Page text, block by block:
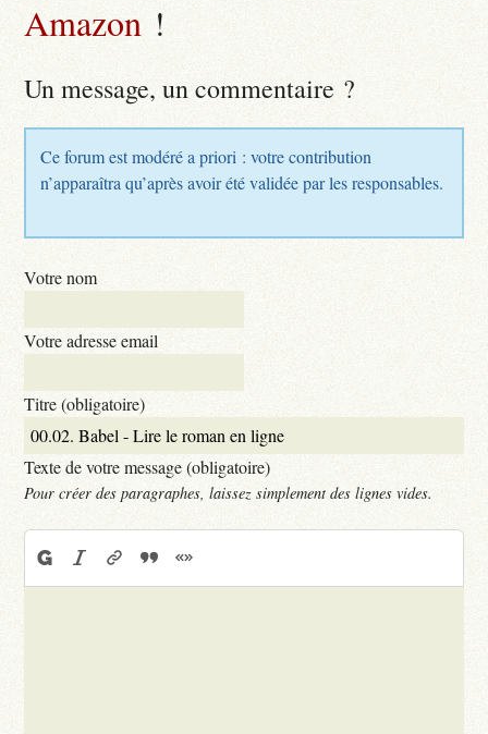
Amazon !
Un message, un commentaire ?
Ce forum est modéré a priori : votre contribution
n’apparaîtra qu’après avoir été validée par les responsables.
Votre nom
Votre adresse email
Titre (obligatoire)
Texte de votre message (obligatoire)
Pour créer des paragraphes, laissez simplement des lignes vides.